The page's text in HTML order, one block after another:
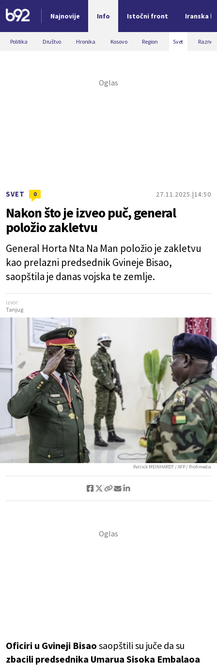
Najnovije Info Istočni front Iranska
Nova vest
Politika Društvo Hronika Kosovo Region Svet Razno
SVET 0 27.11.2025. 14:50
Nakon što je izveo puč, general
položio zakletvu
General Horta Nta Na Man položio je zakletvu
kao prelazni predsednik Gvineje Bisao,
saopštila je danas vojska te zemlje.
Izvor:
Tanjug
Patrick MEINHARDT / AFP / Profimedia
Oficiri u Gvineji Bisao saopštili su juče da su
zbacili predsednika Umarua Sisoka Embalaoa